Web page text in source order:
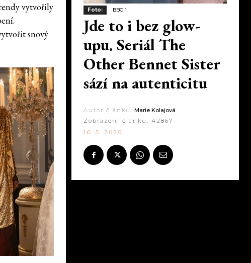
vytvořily
snový
Foto: BBC 1
Jde to i bez glow-
upu. Seriál The
Other Bennet Sister
sází na autenticitu
Autor článku: Marie Kolajová
Zobrazení článku: 42867
16. 5. 2026